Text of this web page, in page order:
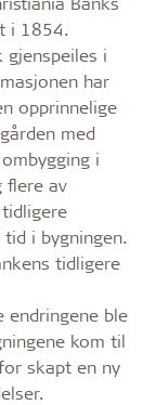
i 1854.
gjenspeiles i
har
opprinnelige
med
i
flere av
i bygningen.
tidligere
endringene ble
kom til
skapt en ny